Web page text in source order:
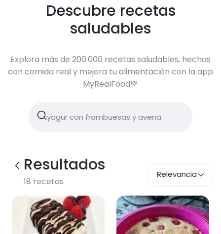
Descubre recetas
saludables
Explora más de 200.000 recetas saludables, hechas
con comida real y mejora tu alimentación con la app
MyRealFood💚
Resultados
18 recetas
Relevancia